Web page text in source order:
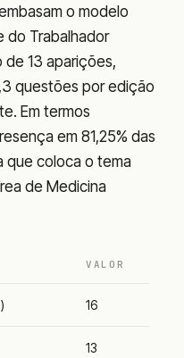
o modelo
do Trabalhador
13 aparições,
questões por edição
Em termos
em 81,25% das
que coloca o tema
de Medicina
VALOR
16
13